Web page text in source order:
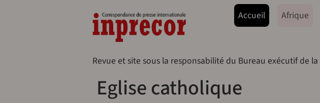
Navegação principal
Accueil Afrique
Revue et site sous la responsabilité du Bureau exécutif de la
Eglise catholique